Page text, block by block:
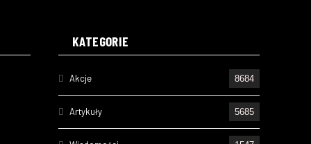
KATEGORIE
Akcje 8684
Artykuły 5685